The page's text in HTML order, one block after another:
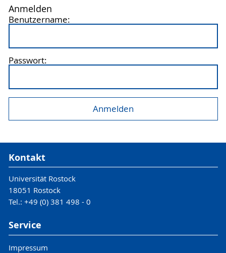
Anmelden
Benutzername:
Passwort:
Kontakt
Universität Rostock
18051 Rostock
Tel.: +49 (0) 381 498 - 0
Service
Impressum